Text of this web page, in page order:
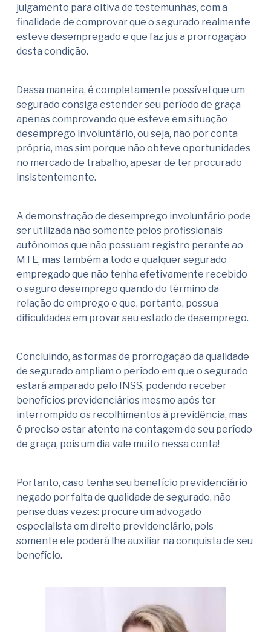
julgamento para oitiva de testemunhas, com a
finalidade de comprovar que o segurado realmente
esteve desempregado e que faz jus a prorrogação
desta condição.
Dessa maneira, é completamente possível que um
segurado consiga estender seu período de graça
apenas comprovando que esteve em situação
desemprego involuntário, ou seja, não por conta
própria, mas sim porque não obteve oportunidades
no mercado de trabalho, apesar de ter procurado
insistentemente.
A demonstração de desemprego involuntário pode
ser utilizada não somente pelos profissionais
autônomos que não possuam registro perante ao
MTE, mas também a todo e qualquer segurado
empregado que não tenha efetivamente recebido
o seguro desemprego quando do término da
relação de emprego e que, portanto, possua
dificuldades em provar seu estado de desemprego.
Concluindo, as formas de prorrogação da qualidade
de segurado ampliam o período em que o segurado
estará amparado pelo INSS, podendo receber
benefícios previdenciários mesmo após ter
interrompido os recolhimentos à previdência, mas
é preciso estar atento na contagem de seu período
de graça, pois um dia vale muito nessa conta!
Portanto, caso tenha seu benefício previdenciário
negado por falta de qualidade de segurado, não
pense duas vezes: procure um advogado
especialista em direito previdenciário, pois
somente ele poderá lhe auxiliar na conquista de seu
benefício.